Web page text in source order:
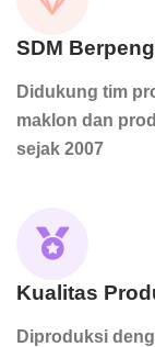
SDM
Didukung tim
maklon dan
sejak 2007
Kualitas
Diproduksi